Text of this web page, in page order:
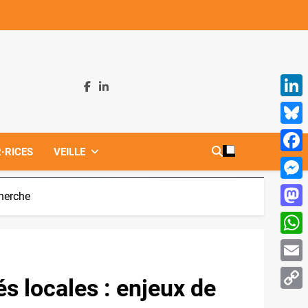
VEILLE
locales : enjeux de
Email